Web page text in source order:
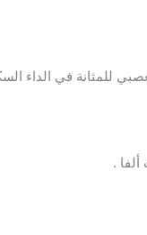
للمثانة في الداء
.